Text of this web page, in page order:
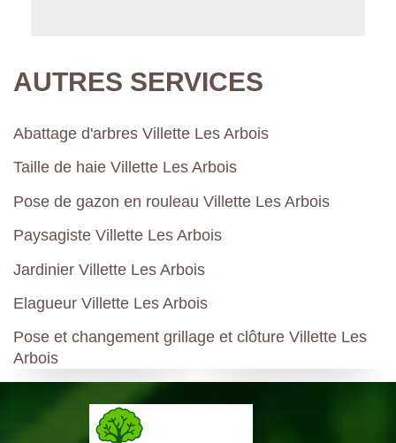
AUTRES SERVICES
Abattage d'arbres Villette Les Arbois
Taille de haie Villette Les Arbois
Pose de gazon en rouleau Villette Les Arbois
Paysagiste Villette Les Arbois
Jardinier Villette Les Arbois
Elagueur Villette Les Arbois
Pose et changement grillage et clôture Villette Les
Arbois